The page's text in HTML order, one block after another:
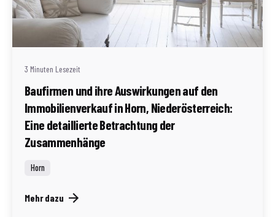
Geschrieben von
Redaktion Immofragen Bezirk: Horn & Hollabrunn
(AT)
3 Minuten Lesezeit
Baufirmen und ihre Auswirkungen auf den
Immobilienverkauf in Horn, Niederösterreich:
Eine detaillierte Betrachtung der
Zusammenhänge
Horn
Mehr dazu